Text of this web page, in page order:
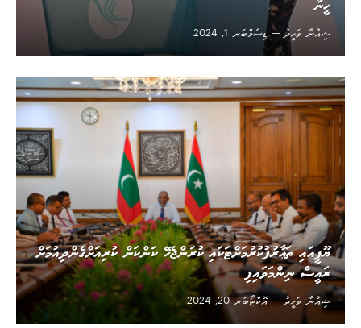
ހީނާ
ޝިއުނާ ވަހީދު
ޑިސެމްބަރ 1, 2024
ޔޫޕީއައި ތަޢާރުފުކުރުމަށްޓަކައި ކުރަންޖެހޭ ކަންކަން ކުރިއަށްގެންދިއުމަށް
ރައީސް ނިންމަވައިފި
ޝިއުނާ ވަހީދު
އޮކްޓޯބަރ 20, 2024